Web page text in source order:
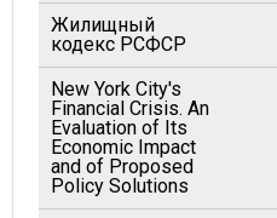
Жилищный
кодекс РСФСР
New York City's
Financial Crisis. An
Evaluation of Its
Economic Impact
and of Proposed
Policy Solutions